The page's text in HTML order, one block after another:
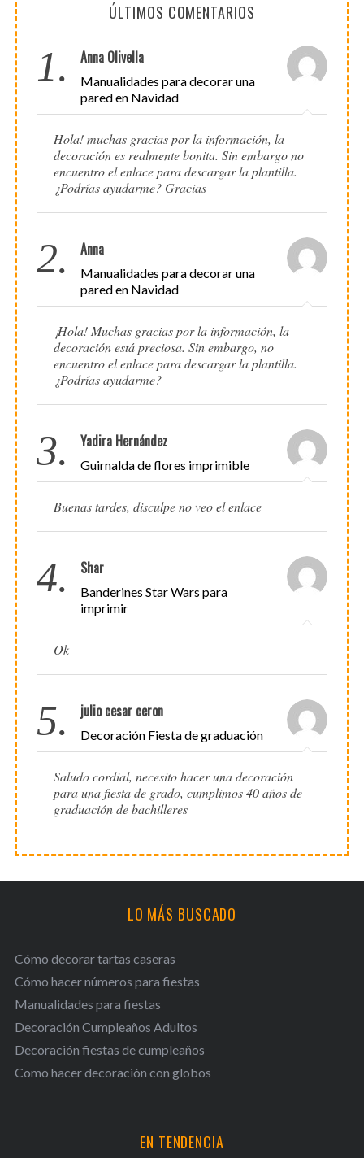
ÚLTIMOS COMENTARIOS
1. Anna Olivella
Manualidades para decorar una
pared en Navidad
Hola! muchas gracias por la información, la
decoración es realmente bonita. Sin embargo no
encuentro el enlace para descargar la plantilla.
¿Podrías ayudarme? Gracias
2. Anna
Manualidades para decorar una
pared en Navidad
¡Hola! Muchas gracias por la información, la
decoración está preciosa. Sin embargo, no
encuentro el enlace para descargar la plantilla.
¿Podrías ayudarme?
3. Yadira Hernández
Guirnalda de flores imprimible
Buenas tardes, disculpe no veo el enlace
4. Shar
Banderines Star Wars para
imprimir
Ok
5. julio cesar ceron
Decoración Fiesta de graduación
Saludo cordial, necesito hacer una decoración
para una fiesta de grado, cumplimos 40 años de
graduación de bachilleres
LO MÁS BUSCADO
Cómo decorar tartas caseras
Cómo hacer números para fiestas
Manualidades para fiestas
Decoración Cumpleaños Adultos
Decoración fiestas de cumpleaños
Como hacer decoración con globos
EN TENDENCIA